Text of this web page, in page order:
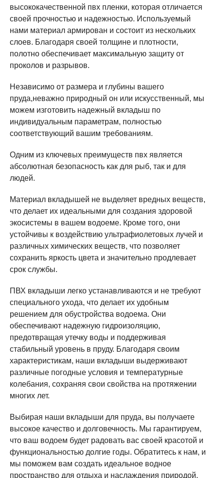
высококачественной пвх пленки, которая отличается
своей прочностью и надежностью. Используемый
нами материал армирован и состоит из нескольких
слоев. Благодаря своей толщине и плотности,
полотно обеспечивает максимальную защиту от
проколов и разрывов.
Независимо от размера и глубины вашего
пруда,неважно природный он или искусственный, мы
можем изготовить надежный вкладыш по
индивидуальным параметрам, полностью
соответствующий вашим требованиям.
Одним из ключевых преимуществ пвх является
абсолютная безопасность как для рыб, так и для
людей.
Материал вкладышей не выделяет вредных веществ,
что делает их идеальными для создания здоровой
экосистемы в вашем водоеме. Кроме того, они
устойчивы к воздействию ультрафиолетовых лучей и
различных химических веществ, что позволяет
сохранить яркость цвета и значительно продлевает
срок службы.
ПВХ вкладыши легко устанавливаются и не требуют
специального ухода, что делает их удобным
решением для обустройства водоема. Они
обеспечивают надежную гидроизоляцию,
предотвращая утечку воды и поддерживая
стабильный уровень в пруду. Благодаря своим
характеристикам, наши вкладыши выдерживают
различные погодные условия и температурные
колебания, сохраняя свои свойства на протяжении
многих лет.
Выбирая наши вкладыши для пруда, вы получаете
высокое качество и долговечность. Мы гарантируем,
что ваш водоем будет радовать вас своей красотой и
функциональностью долгие годы. Обратитесь к нам, и
мы поможем вам создать идеальное водное
пространство для отдыха и наслаждения природой.